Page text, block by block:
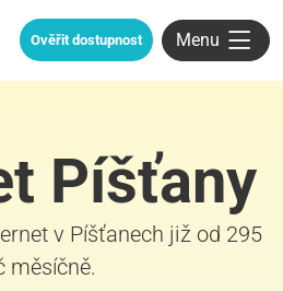
Ověřit dostupnost Menu
Píšťany
v Píšťanech již od 295
měsíčně.